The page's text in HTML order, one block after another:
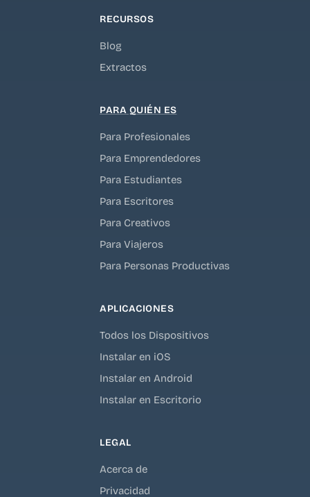
RECURSOS
Blog
Extractos
PARA QUIÉN ES
Para Profesionales
Para Emprendedores
Para Estudiantes
Para Escritores
Para Creativos
Para Viajeros
Para Personas Productivas
APLICACIONES
Todos los Dispositivos
Instalar en iOS
Instalar en Android
Instalar en Escritorio
LEGAL
Acerca de
Privacidad